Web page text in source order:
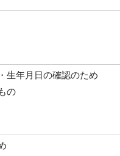
生年月日の確認のため
の